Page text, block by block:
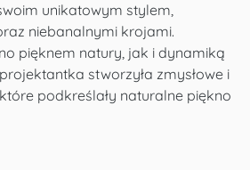
unikatowym stylem,
niebanalnymi krojami.
pięknem natury, jak i dynamiką
stworzyła zmysłowe i
podkreślały naturalne piękno